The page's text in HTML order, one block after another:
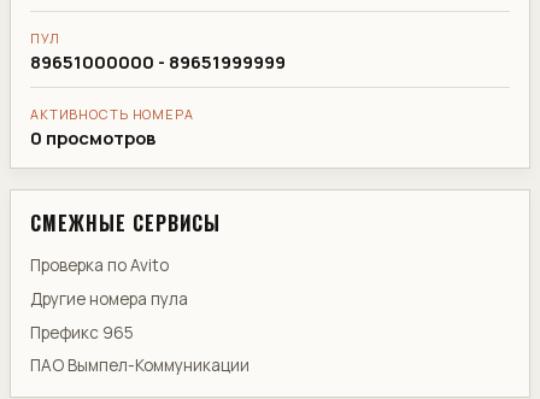
ПУЛ
89651000000 - 89651999999
АКТИВНОСТЬ НОМЕРА
0 просмотров
СМЕЖНЫЕ СЕРВИСЫ
Проверка по Avito
Другие номера пула
Префикс 965
ПАО Вымпел-Коммуникации